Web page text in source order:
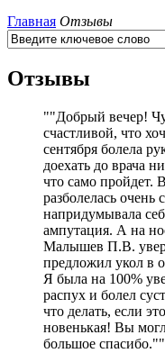
Главная Отзывы
Отзывы
" Добрый вечер!
счастливой, что
сентября болела
доехать до врача
что само пройдет.
разболелась очень
напридумывала
ампутация. А на
Малышев П.В.
предложил укол в
Я была на 100%
распух и болел
что делать, если
новенькая! Вы
большое спасибо. "